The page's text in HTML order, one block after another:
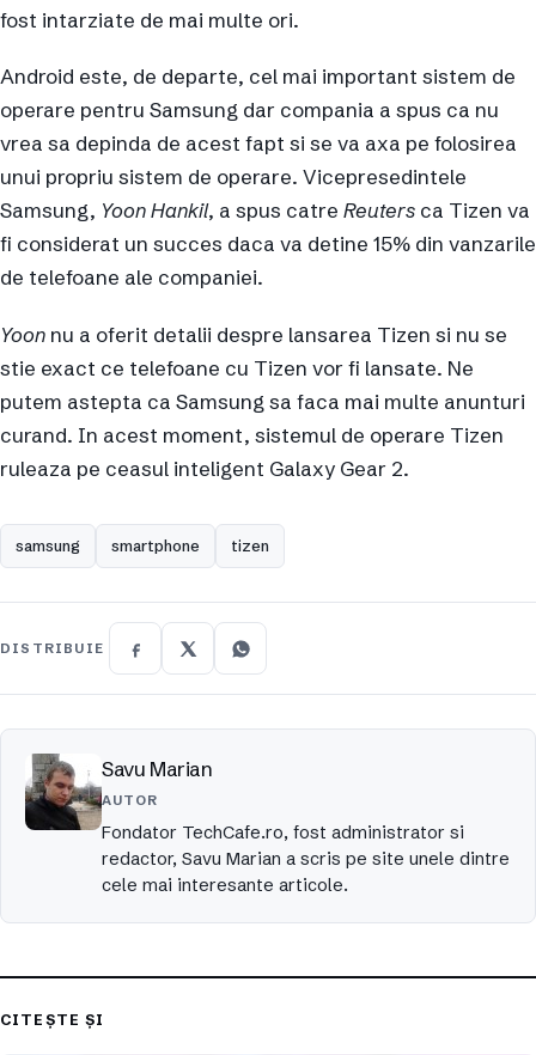
fost intarziate de mai multe ori.
Android este, de departe, cel mai important sistem de
operare pentru Samsung dar compania a spus ca nu
vrea sa depinda de acest fapt si se va axa pe folosirea
unui propriu sistem de operare. Vicepresedintele
Samsung, Yoon Hankil, a spus catre Reuters ca Tizen va
fi considerat un succes daca va detine 15% din vanzarile
de telefoane ale companiei.
Yoon nu a oferit detalii despre lansarea Tizen si nu se
stie exact ce telefoane cu Tizen vor fi lansate. Ne
putem astepta ca Samsung sa faca mai multe anunturi
curand. In acest moment, sistemul de operare Tizen
ruleaza pe ceasul inteligent Galaxy Gear 2.
samsung smartphone tizen
DISTRIBUIE
Savu Marian
AUTOR
Fondator TechCafe.ro, fost administrator si
redactor, Savu Marian a scris pe site unele dintre
cele mai interesante articole.
CITEȘTE ȘI